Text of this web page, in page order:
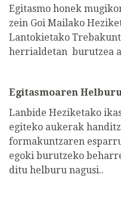
Egitasmo honek
zein Goi Mailako
Lantokietako
herrialdetan burutzea
Egitasmoaren
Lanbide Heziketako
egiteko aukerak
formakuntzaren
egoki burutzeko
ditu helburu nagusi..